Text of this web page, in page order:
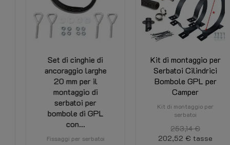
Set di cinghie di
ancoraggio larghe
20 mm per il
montaggio di
serbatoi per
bombole di GPL
con...
Fissaggi per serbatoi
Kit di montaggio per
Serbatoi Cilindrici
Bombole GPL per
Camper
Kit di montaggio per
serbatoi
253,14 €
202,52 € tasse